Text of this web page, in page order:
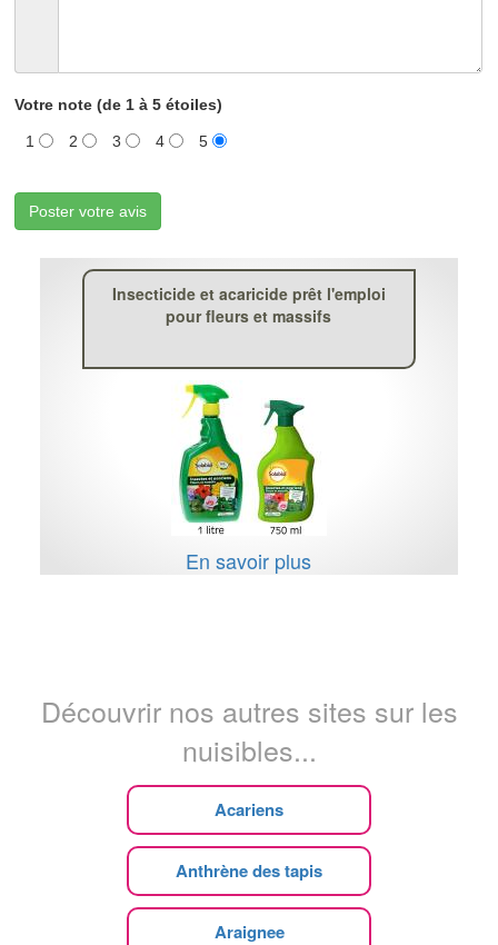
Votre note (de 1 à 5 étoiles)
1 2 3 4 5
Poster votre avis
Insecticide et acaricide prêt l'emploi
pour fleurs et massifs
En savoir plus
Découvrir nos autres sites sur les
nuisibles...
Acariens
Anthrène des tapis
Araignee